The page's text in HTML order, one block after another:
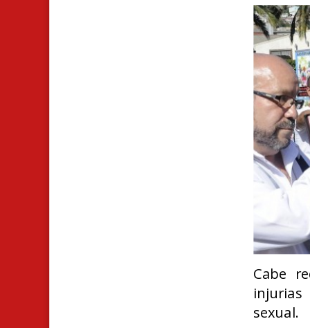
Cabe
injurias
sexual.